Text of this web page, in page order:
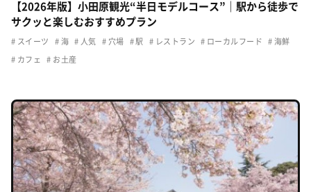
【2026年版】小田原観光“半日モデルコース”｜駅から徒歩で
サクッと楽しむおすすめプラン
スイーツ 海 人気 穴場 駅 レストラン ローカルフード 海鮮
カフェ お土産